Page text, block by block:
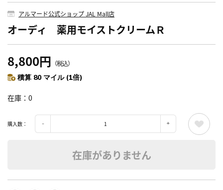
アルマード公式ショップ JAL Mall店
オーディ 薬用モイストクリームＲ
8,800円 （税込）
積算 80 マイル (1倍)
在庫 0
購入数：
在庫がありません